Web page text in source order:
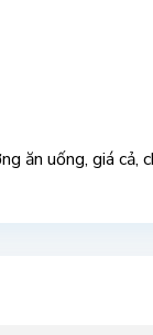
ăn uống, giá cả,